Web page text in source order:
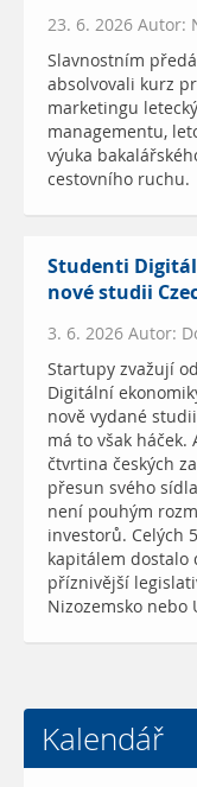
23. 6. 2026 Autor:
Slavnostním
absolvovali kurz
marketingu
managementu,
výuka
cestovního ruchu.
Studenti
nové studii
3. 6. 2026 Autor:
Startupy zvažují
Digitální
nově vydané
má to však
čtvrtina českých
přesun svého
není pouhým
investorů. Celých
kapitálem dostalo
příznivější
Nizozemsko nebo
Kalendář